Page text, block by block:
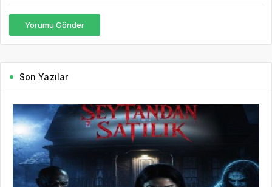
Yorumu Gönder
Son Yazılar